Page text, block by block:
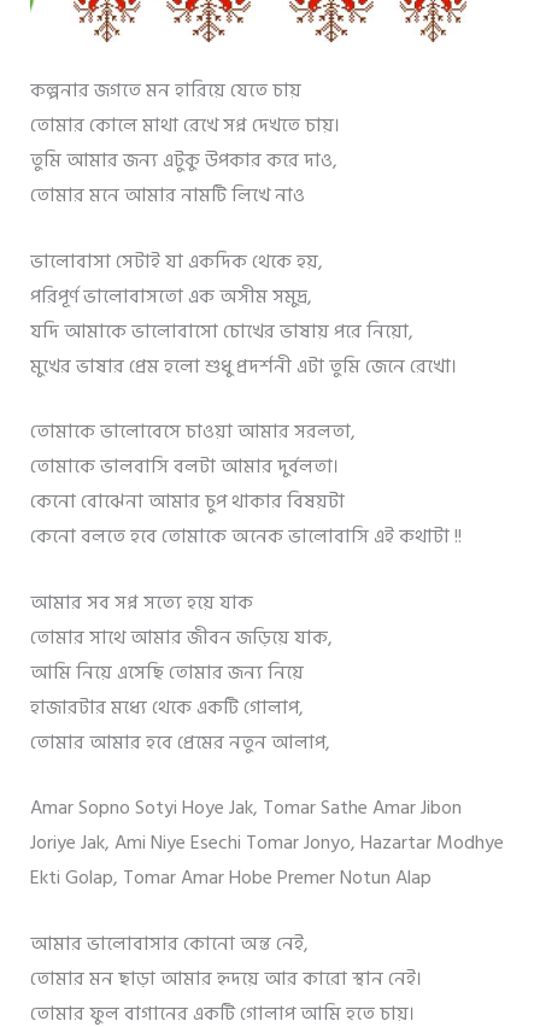
কল্পনার জগতে মন হারিয়ে যেতে চায়
তোমার কোলে মাথা রেখে সপ্ন দেখতে চায়।
তুমি আমার জন্য এটুকু উপকার করে দাও,
তোমার মনে আমার নামটি লিখে নাও
ভালোবাসা সেটাই যা একদিক থেকে হয়,
পরিপূর্ণ ভালোবাসতো এক অসীম সমুদ্র,
যদি আমাকে ভালোবাসো চোখের ভাষায় পরে নিয়ো,
মুখের ভাষার প্রেম হলো শুধু প্রদর্শনী এটা তুমি জেনে রেখো।
তোমাকে ভালোবেসে চাওয়া আমার সরলতা,
তোমাকে ভালবাসি বলটা আমার দুর্বলতা।
কেনো বোঝেনা আমার চুপ থাকার বিষয়টা
কেনো বলতে হবে তোমাকে অনেক ভালোবাসি এই কথাটা !!
আমার সব সপ্ন সত্যে হয়ে যাক
তোমার সাথে আমার জীবন জড়িয়ে যাক,
আমি নিয়ে এসেছি তোমার জন্য নিয়ে
হাজারটার মধ্যে থেকে একটি গোলাপ,
তোমার আমার হবে প্রেমের নতুন আলাপ,
Amar Sopno Sotyi Hoye Jak, Tomar Sathe Amar Jibon
Joriye Jak, Ami Niye Esechi Tomar Jonyo, Hazartar Modhye
Ekti Golap, Tomar Amar Hobe Premer Notun Alap
আমার ভালোবাসার কোনো অন্ত নেই,
তোমার মন ছাড়া আমার হৃদয়ে আর কারো স্থান নেই।
তোমার ফুল বাগানের একটি গোলাপ আমি হতে চায়।